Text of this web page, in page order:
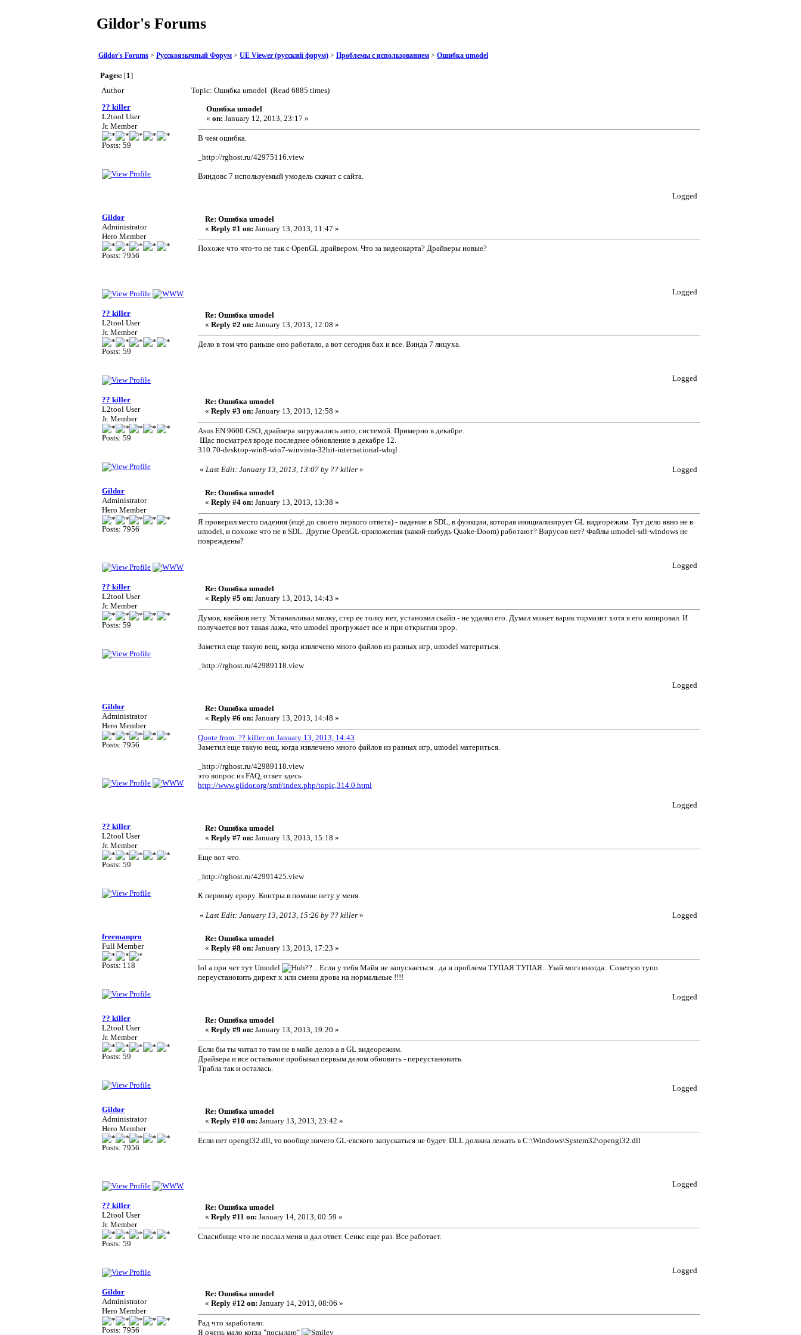
Gildor's Forums
Gildor's Forums > Русскоязычный Форум > UE Viewer (русский форум) > Проблемы с использованием > Ошибка umodel
Pages: [1]
Author
Topic: Ошибка umodel (Read 6885 times)
?? killer
L2tool User
Jr. Member
Posts: 59
Ошибка umodel
« on: January 12, 2013, 23:17 »
В чем ошибка.
_http://rghost.ru/42975116.view
Виндовс 7 используемый умодель скачат с сайта.
Logged
Gildor
Administrator
Hero Member
Posts: 7956
Re: Ошибка umodel
« Reply #1 on: January 13, 2013, 11:47 »
Похоже что что-то не так с OpenGL драйвером. Что за видеокарта? Драйверы новые?
Logged
?? killer
L2tool User
Jr. Member
Posts: 59
Re: Ошибка umodel
« Reply #2 on: January 13, 2013, 12:08 »
Дело в том что раньше оно работало, а вот сегодня бах и все. Винда 7 лицуха.
Logged
?? killer
L2tool User
Jr. Member
Posts: 59
Re: Ошибка umodel
« Reply #3 on: January 13, 2013, 12:58 »
Asus EN 9600 GSO, драйвера загружались авто, системой. Примерно в декабре.
Щас посматрел вроде последнее обновление в декабре 12.
310.70-desktop-win8-win7-winvista-32bit-international-whql
« Last Edit: January 13, 2013, 13:07 by ?? killer » Logged
Gildor
Administrator
Hero Member
Posts: 7956
Re: Ошибка umodel
« Reply #4 on: January 13, 2013, 13:38 »
Я проверил место падения (ещё до своего первого ответа) - падение в SDL, в функции, которая инициализирует GL видеорежим. Тут дело явно не в
umodel, и похоже что не в SDL. Другие OpenGL-приложения (какой-нибудь Quake-Doom) работают? Вирусов нет? Файлы umodel-sdl-windows не
повреждены?
Logged
?? killer
L2tool User
Jr. Member
Posts: 59
Re: Ошибка umodel
« Reply #5 on: January 13, 2013, 14:43 »
Думов, квейков нету. Устанавливал милку, стер ее толку нет, установил скайп - не удалял его. Думал может варик тормазит хотя я его копировал. И
получается вот такая лажа, что umodel прогружает все и при открытии эрор.
Заметил еще такую вещ, когда извлечено много файлов из разных игр, umodel материться.
_http://rghost.ru/42989118.view
Logged
Gildor
Administrator
Hero Member
Posts: 7956
Re: Ошибка umodel
« Reply #6 on: January 13, 2013, 14:48 »
Quote from: ?? killer on January 13, 2013, 14:43
Заметил еще такую вещ, когда извлечено много файлов из разных игр, umodel материться.
_http://rghost.ru/42989118.view
это вопрос из FAQ, ответ здесь
http://www.gildor.org/smf/index.php/topic,314.0.html
Logged
?? killer
L2tool User
Jr. Member
Posts: 59
Re: Ошибка umodel
« Reply #7 on: January 13, 2013, 15:18 »
Еще вот что.
_http://rghost.ru/42991425.view
К первому ерору. Контры в помине нету у меня.
« Last Edit: January 13, 2013, 15:26 by ?? killer » Logged
freemanpro
Full Member
Posts: 118
Re: Ошибка umodel
« Reply #8 on: January 13, 2013, 17:23 »
lol а при чет тут Umodel
? .. Если у тебя Майя не запускаеться.. да и проблема ТУПАЯ ТУПАЯ.. Узай могз иногда.. Советую тупо
переустановить директ х или смени дрова на нормальные !!!!
Logged
?? killer
L2tool User
Jr. Member
Posts: 59
Re: Ошибка umodel
« Reply #9 on: January 13, 2013, 19:20 »
Если бы ты читал то там не в майе делов а в GL видеорежим.
Драйвера и все остальное пробывал первым делом обновить - переустановить.
Трабла так и осталась.
Logged
Gildor
Administrator
Hero Member
Posts: 7956
Re: Ошибка umodel
« Reply #10 on: January 13, 2013, 23:42 »
Если нет opengl32.dll, то вообще ничего GL-евского запускаться не будет. DLL должна лежать в C:\Windows\System32\opengl32.dll
Logged
?? killer
L2tool User
Jr. Member
Posts: 59
Re: Ошибка umodel
« Reply #11 on: January 14, 2013, 00:59 »
Спасибище что не послал меня и дал ответ. Сенкс еще раз. Все работает.
Logged
Gildor
Administrator
Hero Member
Posts: 7956
Re: Ошибка umodel
« Reply #12 on: January 14, 2013, 08:06 »
Рад что заработало.
Я очень мало когда "посылаю"